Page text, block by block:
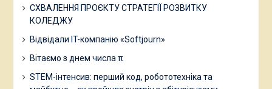
СХВАЛЕННЯ ПРОЄКТУ СТРАТЕГІЇ РОЗВИТКУ
КОЛЕДЖУ
Відвідали IT-компанію «Softjourn»
Вітаємо з днем числа π
STEM-інтенсив: перший код, робототехніка та